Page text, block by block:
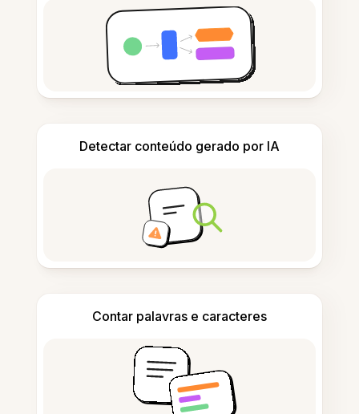
Detectar conteúdo gerado por IA
Contar palavras e caracteres